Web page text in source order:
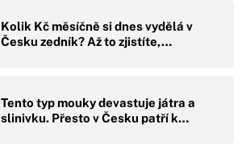
Kolik Kč měsíčně si dnes vydělá v
Česku zedník? Až to zjistíte,…
Tento typ mouky devastuje játra a
slinivku. Přesto v Česku patří k…